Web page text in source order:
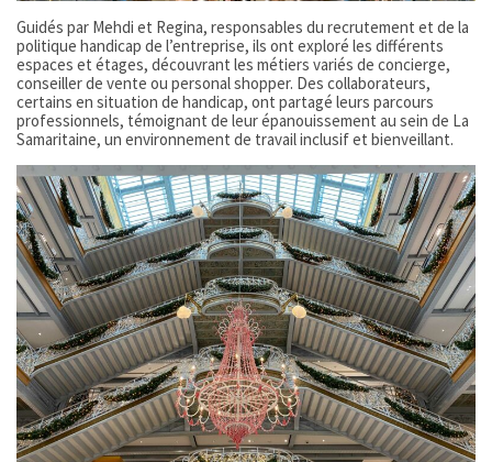
Guidés par Mehdi et Regina, responsables du recrutement et de la
politique handicap de l’entreprise, ils ont exploré les différents
espaces et étages, découvrant les métiers variés de concierge,
conseiller de vente ou personal shopper. Des collaborateurs,
certains en situation de handicap, ont partagé leurs parcours
professionnels, témoignant de leur épanouissement au sein de La
Samaritaine, un environnement de travail inclusif et bienveillant.